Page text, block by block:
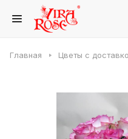
Главная Цветы с